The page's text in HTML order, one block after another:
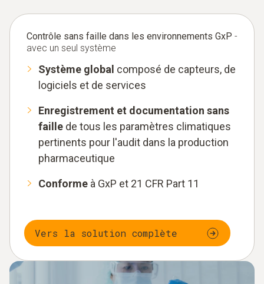
Contrôle sans faille dans les environnements GxP -
avec un seul système
Système global composé de capteurs, de
logiciels et de services
Enregistrement et documentation sans
faille de tous les paramètres climatiques
pertinents pour l'audit dans la production
pharmaceutique
Conforme à GxP et 21 CFR Part 11
Vers la solution complète